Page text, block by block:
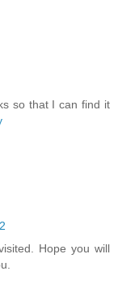
so that I can find it
Hope you will